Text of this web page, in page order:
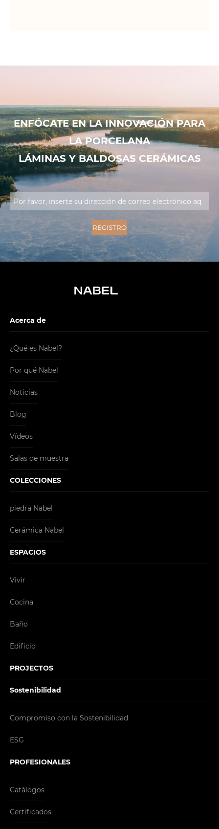
ENFÓCATE EN LA INNOVACIÓN PARA
LA PORCELANA
LÁMINAS Y BALDOSAS CERÁMICAS
Acerca de
¿Qué es Nabel?
Por qué Nabel
Noticias
Blog
Vídeos
Salas de muestra
COLECCIONES
piedra Nabel
Cerámica Nabel
ESPACIOS
Vivir
Cocina
Baño
Edificio
PROJECTOS
Sostenibilidad
Compromiso con la Sostenibilidad
ESG
PROFESIONALES
Catálogos
Certificados